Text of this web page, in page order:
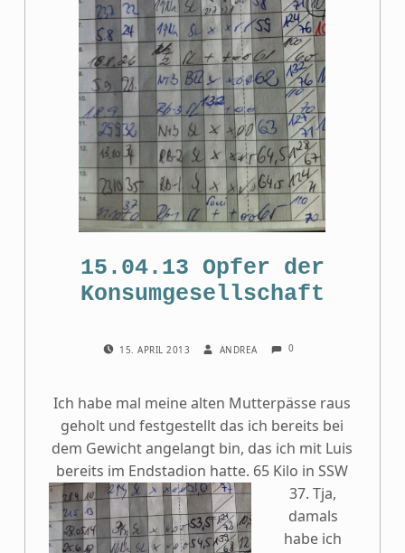
15.04.13 Opfer der
Konsumgesellschaft
15. APRIL 2013 ANDREA 0
Ich habe mal meine alten Mutterpässe raus
geholt und festgestellt das ich bereits bei
dem Gewicht angelangt bin, das ich mit Luis
bereits im Endstadion hatte. 65 Kilo in SSW
37.Tja,
damals
habe ich